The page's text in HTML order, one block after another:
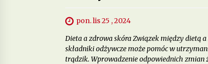
pon. lis 25 , 2024
Dieta a zdrowa skóra Związek między dietą
składniki odżywcze może pomóc w
trądzik. Wprowadzenie odpowiednich